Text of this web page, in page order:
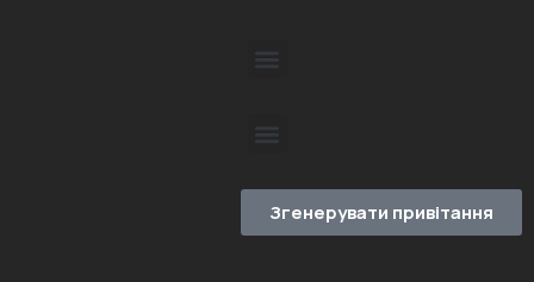
Згенерувати привітання